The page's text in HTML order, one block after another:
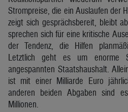
Strompreise, die ein Auslaufen der
zeigt sich gesprächsbereit, bleibt
sprechen sich für eine kritische
der Tendenz, die Hilfen
Letztlich geht es um enorme
angespannten Staatshaushalt.
ist mit einer Milliarde Euro
anderen beiden Abgaben sind
Millionen.